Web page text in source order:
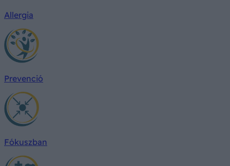
Allergia
Prevenció
Fókuszban